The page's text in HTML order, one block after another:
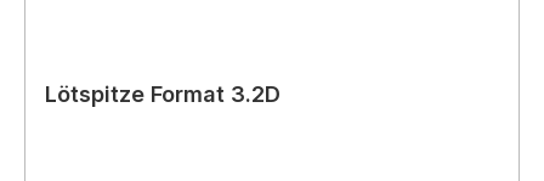
Lötspitze Format 3.2D